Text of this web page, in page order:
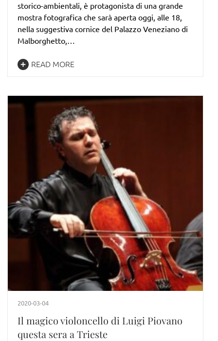
storico-ambientali, è protagonista di una grande
mostra fotografica che sarà aperta oggi, alle 18,
nella suggestiva cornice del Palazzo Veneziano di
Malborghetto,…
READ MORE
2020-03-04
Il magico violoncello di Luigi Piovano
questa sera a Trieste